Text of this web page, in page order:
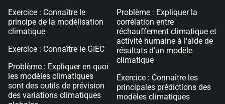
Exercice : Connaître le
principe de la modélisation
climatique
Exercice : Connaître le GIEC
Problème : Expliquer en quoi
les modèles climatiques
sont des outils de prévision
des variations climatiques
Problème : Expliquer la
corrélation entre
réchauffement climatique et
activité humaine à l'aide de
résultats d’un modèle
climatique
Exercice : Connaître les
principales prédictions des
modèles climatiques